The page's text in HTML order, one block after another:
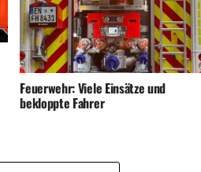
Feuerwehr: Viele Einsätze und
bekloppte Fahrer